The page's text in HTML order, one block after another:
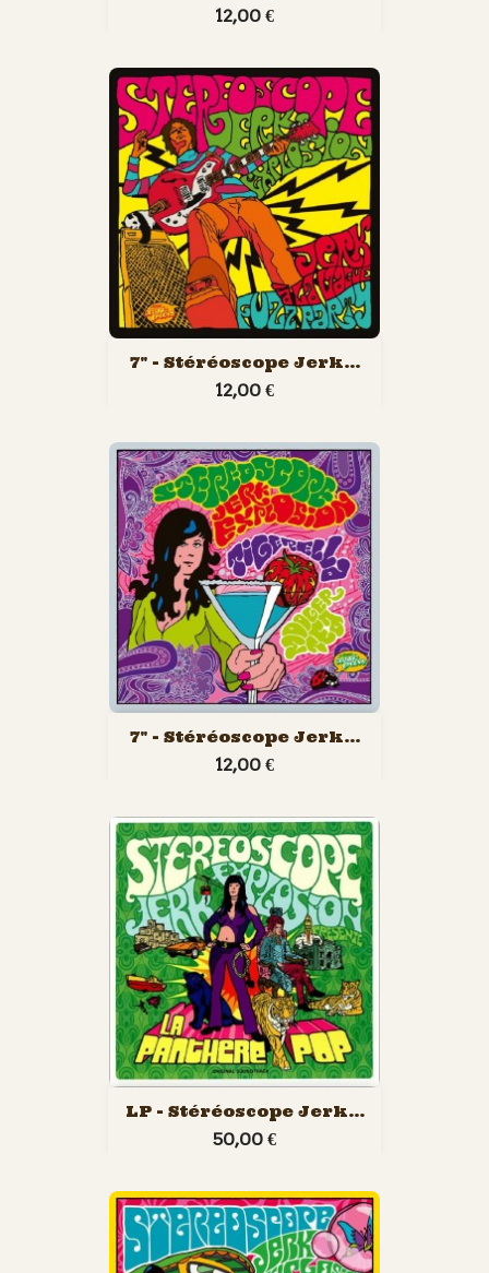
12,00 €
7" - Stéréoscope Jerk...
12,00 €
7" - Stéréoscope Jerk...
12,00 €
LP - Stéréoscope Jerk...
50,00 €